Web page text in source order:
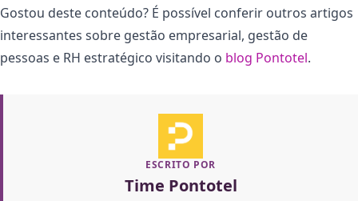
Gostou deste conteúdo? É possível conferir outros artigos
interessantes sobre gestão empresarial, gestão de
pessoas e RH estratégico visitando o blog Pontotel.
ESCRITO POR
Time Pontotel